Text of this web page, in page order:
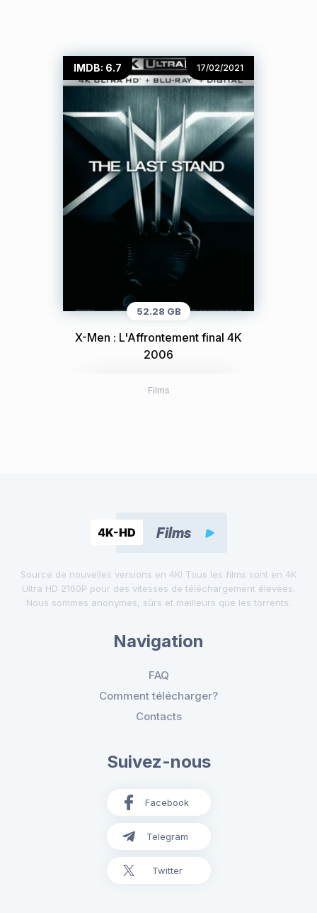
IMDB: 6.7 17/02/2021
52.28 GB
X-Men : L'Affrontement final 4K
2006
Films
Source de nouvelles versions en 4K! Tous les films sont en 4K
Ultra HD 2160P pour des vitesses de téléchargement élevées.
Nous sommes anonymes, sûrs et meilleurs que les torrents.
Navigation
FAQ
Comment télécharger?
Contacts
Suivez-nous
Facebook
Telegram
Twitter